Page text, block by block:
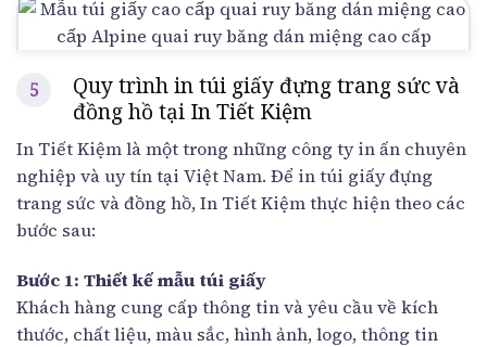
Quy trình in túi giấy đựng trang sức và
đồng hồ tại In Tiết Kiệm
In Tiết Kiệm là một trong những công ty in ấn chuyên
nghiệp và uy tín tại Việt Nam. Để in túi giấy đựng
trang sức và đồng hồ, In Tiết Kiệm thực hiện theo các
bước sau:
Bước 1: Thiết kế mẫu túi giấy
Khách hàng cung cấp thông tin và yêu cầu về kích
thước, chất liệu, màu sắc, hình ảnh, logo, thông tin